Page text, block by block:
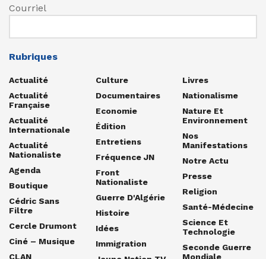
Courriel
Rubriques
Actualité
Actualité
Française
Actualité
Internationale
Actualité
Nationaliste
Agenda
Boutique
Cédric Sans
Filtre
Cercle Drumont
Ciné – Musique
CLAN
Culture
Documentaires
Economie
Édition
Entretiens
Fréquence JN
Front
Nationaliste
Guerre D'Algérie
Histoire
Idées
Immigration
Livres
Nationalisme
Nature Et
Environnement
Nos
Manifestations
Notre Actu
Presse
Religion
Santé-Médecine
Science Et
Technologie
Seconde Guerre
Mondiale